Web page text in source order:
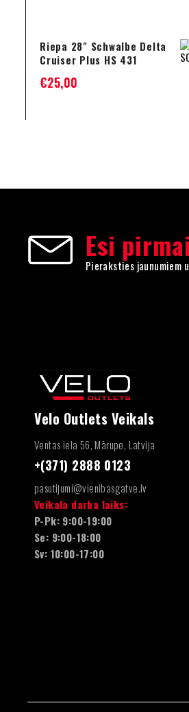
Riepa 28" Schwalbe Delta
Cruiser Plus HS 431
€25,00
Esi
Pieraksties jaunumiem
Velo Outlets Veikals
Ventas iela 56, Mārupe, Latvija
+(371) 2888 0123
pasutijumi@vienibasgatve.lv
Veikala darba laiks:
P-Pk: 9:00-19:00
Se: 9:00-18:00
Sv: 10:00-17:00